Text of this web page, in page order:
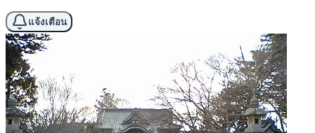
แจ้งเตือน